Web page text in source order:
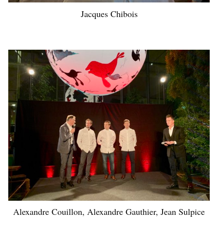
Jacques Chibois
Alexandre Couillon, Alexandre Gauthier, Jean Sulpice